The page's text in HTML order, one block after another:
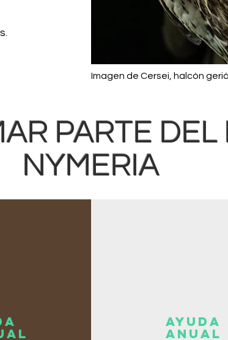
Imagen de Cersei, halcón
PARTE DEL
NYMERIA
AYUDA
ANUAL